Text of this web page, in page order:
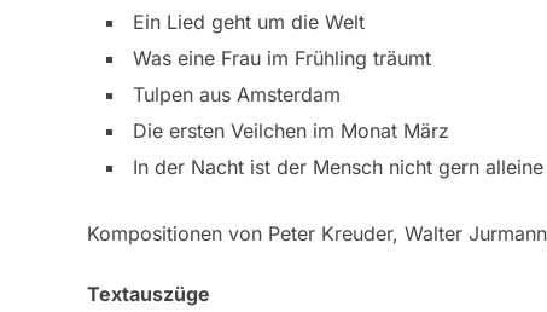
Ein Lied geht um die Welt
Was eine Frau im Frühling träumt
Tulpen aus Amsterdam
Die ersten Veilchen im Monat März
In der Nacht ist der Mensch nicht gern alleine
Kompositionen von Peter Kreuder, Walter
Textauszüge